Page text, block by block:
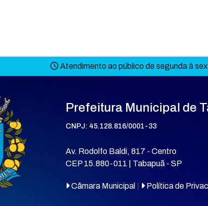
Atendimento ao público de segunda à
Prefeitura Municipal de
CNPJ: 45.128.816/0001-33
Av. Rodolfo Baldi, 817 - Centro
CEP 15.880-011 | Tabapuã - SP
Câmara Municipal Política de